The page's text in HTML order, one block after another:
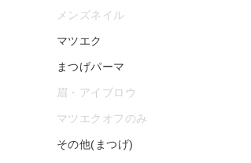
メンズネイル
マツエク
まつげパーマ
眉・アイブロウ
マツエクオフのみ
その他(まつげ)